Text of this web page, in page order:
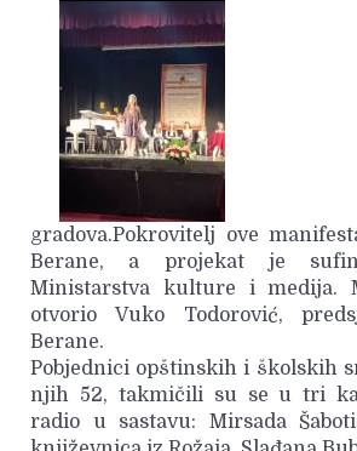
gradova.Pokrovitelj ove
Berane, a projekat je
Ministarstva kulture i medija.
otvorio Vuko Todorović,
Berane.
Pobjednici opštinskih i školskih
njih 52, takmičili su se u tri
radio u sastavu: Mirsada